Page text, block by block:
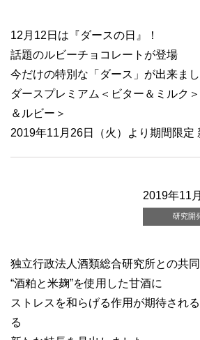
12月12日は『ダースの日』！
話題のルビーチョコレートが登場
今だけの特別な「ダース」が出来まし
ダースプレミアム＜ビター＆ミルク
＆ルビー＞
2019年11月26日（火）より期間限定
2019年11
研究開
独立行政法人酒類総合研究所との共
“酒粕と米麹”を使用した甘酒に
ストレスを和らげる作用が期待され
る